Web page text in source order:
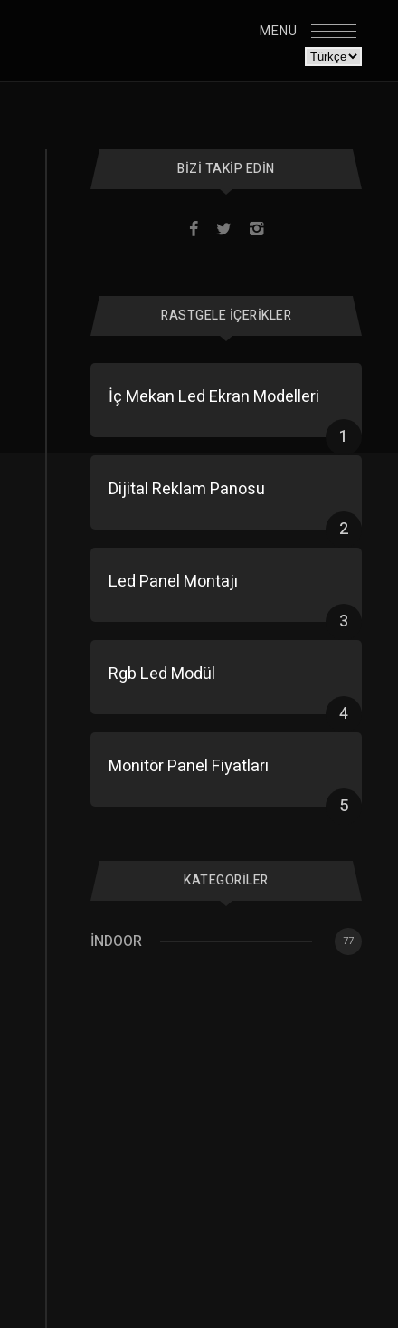
MENÜ
BIZI TAKIP EDIN
RASTGELE İÇERIKLER
İç Mekan Led Ekran Modelleri
1
Dijital Reklam Panosu
2
Led Panel Montajı
3
Rgb Led Modül
4
Monitör Panel Fiyatları
5
KATEGORILER
İNDOOR 77